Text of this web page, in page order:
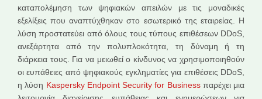
καταπολέμηση των ψηφιακών απειλών με τις μοναδικές
εξελίξεις που αναπτύχθηκαν στο εσωτερικό της εταιρείας. Η
λύση προστατεύει από όλους τους τύπους επιθέσεων DDoS,
ανεξάρτητα από την πολυπλοκότητα, τη δύναμη ή τη
διάρκεια τους. Για να μειωθεί ο κίνδυνος να χρησιμοποιηθούν
οι ευπάθειες από ψηφιακούς εγκληματίες για επιθέσεις DDoS,
η λύση Kaspersky Endpoint Security for Businessπαρέχει μια